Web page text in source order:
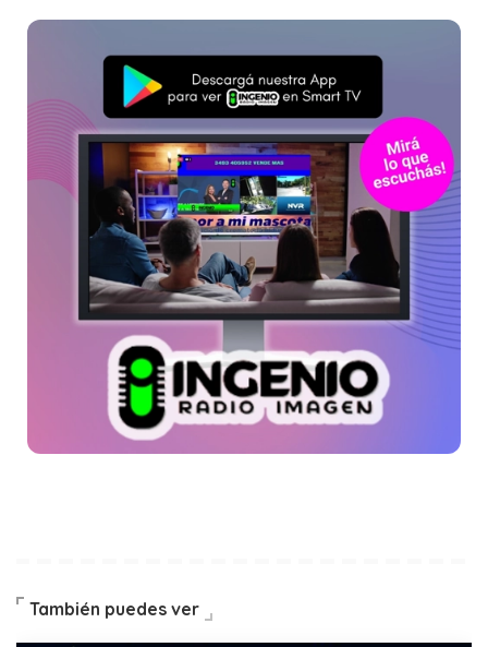
También puedes ver